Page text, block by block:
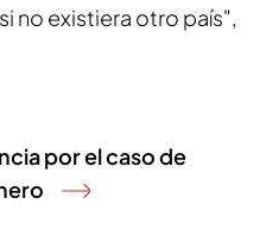
no existiera otro país",
por el caso de